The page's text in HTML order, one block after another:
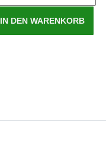
IN DEN WARENKORB